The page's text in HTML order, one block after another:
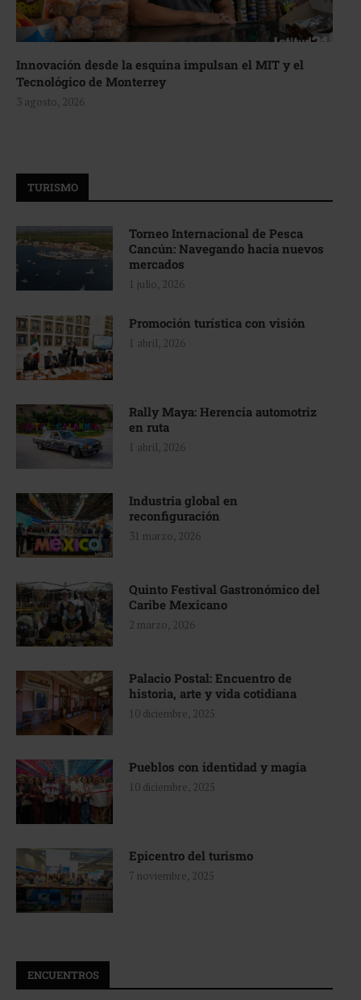
Innovación desde la esquina impulsan el MIT y el
Tecnológico de Monterrey
3 agosto, 2026
TURISMO
Torneo Internacional de Pesca
Cancún: Navegando hacia nuevos
mercados
1 julio, 2026
Promoción turística con visión
1 abril, 2026
Rally Maya: Herencia automotriz
en ruta
1 abril, 2026
Industria global en
reconfiguración
31 marzo, 2026
Quinto Festival Gastronómico del
Caribe Mexicano
2 marzo, 2026
Palacio Postal: Encuentro de
historia, arte y vida cotidiana
10 diciembre, 2025
Pueblos con identidad y magia
10 diciembre, 2025
Epicentro del turismo
7 noviembre, 2025
ENCUENTROS